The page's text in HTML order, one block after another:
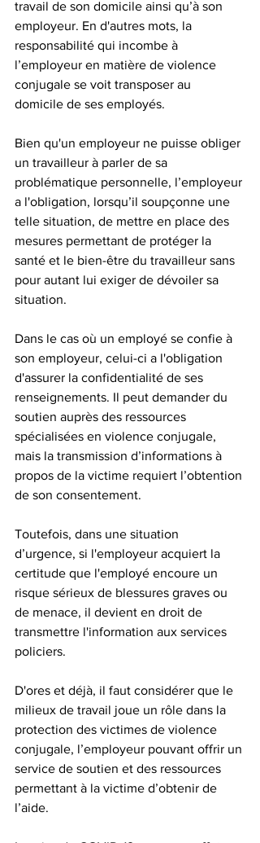
travail de son domicile ainsi qu’à son
employeur. En d'autres mots, la
responsabilité qui incombe à
l’employeur en matière de violence
conjugale se voit transposer au
domicile de ses employés.
Bien qu'un employeur ne puisse obliger
un travailleur à parler de sa
problématique personnelle, l’employeur
a l'obligation, lorsqu’il soupçonne une
telle situation, de mettre en place des
mesures permettant de protéger la
santé et le bien-être du travailleur sans
pour autant lui exiger de dévoiler sa
situation.
Dans le cas où un employé se confie à
son employeur, celui-ci a l'obligation
d'assurer la confidentialité de ses
renseignements. Il peut demander du
soutien auprès des ressources
spécialisées en violence conjugale,
mais la transmission d’informations à
propos de la victime requiert l’obtention
de son consentement.
Toutefois, dans une situation
d’urgence, si l'employeur acquiert la
certitude que l'employé encoure un
risque sérieux de blessures graves ou
de menace, il devient en droit de
transmettre l'information aux services
policiers.
D'ores et déjà, il faut considérer que le
milieux de travail joue un rôle dans la
protection des victimes de violence
conjugale, l’employeur pouvant offrir un
service de soutien et des ressources
permettant à la victime d’obtenir de
l’aide.